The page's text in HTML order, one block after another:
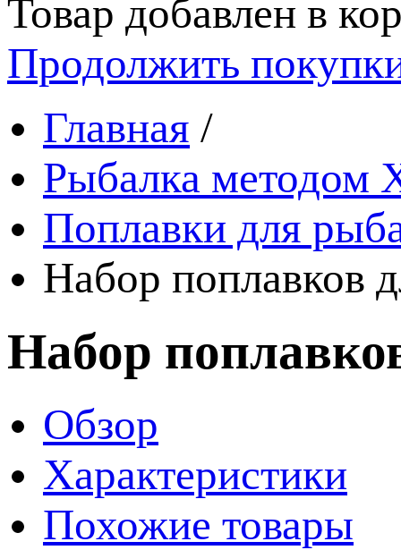
Товар добавлен в
Продолжить
Главная /
Рыбалка методом
Поплавки для
Набор поплавков
Набор
Обзор
Характеристики
Похожие товары